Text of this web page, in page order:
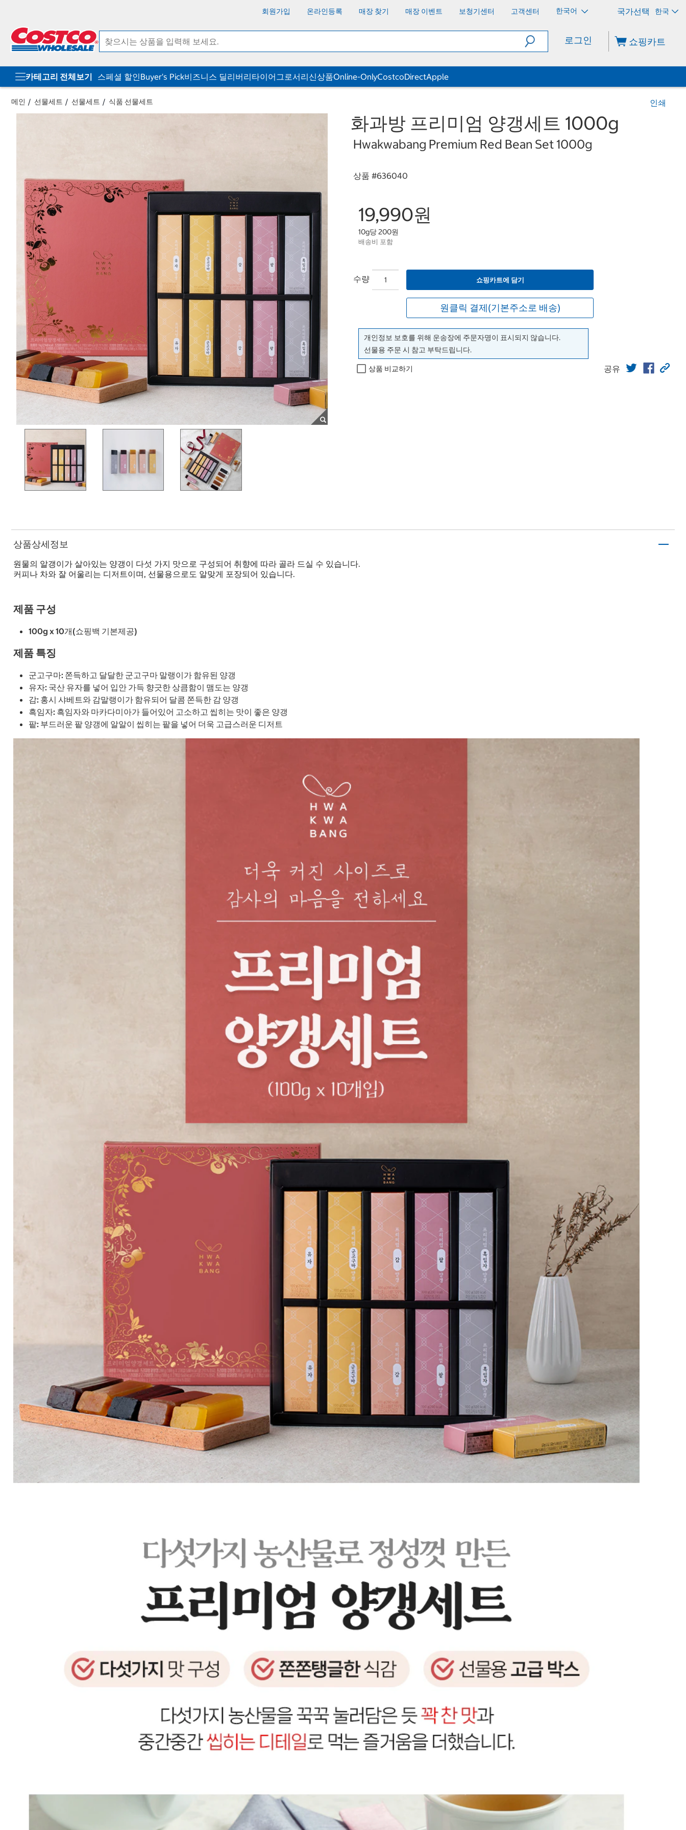
회원가입 온라인등록 매장 찾기 매장 이벤트 보청기센터 고객센터 한국어 한국
로그인 쇼핑카트
카테고리 전체보기 스페셜 할인Buyer's Pick비즈니스 딜리버리타이어그로서리신상품Online-OnlyCostcoDirectApple
메인 선물세트 선물세트 식품 선물세트 인쇄
화과방 프리미엄 양갱세트 1000g
Hwakwabang Premium Red Bean Set 1000g
상품 #636040
19,990원
10g당 200원
배송비 포함
수량 쇼핑카트에 담기
원클릭 결제(기본주소로 배송)
개인정보 보호를 위해 운송장에 주문자명이 표시되지 않습니다.
선물용 주문 시 참고 부탁드립니다.
상품 비교하기 공유
상품상세정보
원물의 알갱이가 살아있는 양갱이 다섯 가지 맛으로 구성되어 취향에 따라 골라 드실 수 있습니다.
커피나 차와 잘 어울리는 디저트이며, 선물용으로도 알맞게 포장되어 있습니다.
제품 구성
100g x 10개(쇼핑백 기본제공)
제품 특징
군고구마: 쫀득하고 달달한 군고구마 말랭이가 함유된 양갱
유자: 국산 유자를 넣어 입안 가득 향긋한 상큼함이 맴도는 양갱
감: 홍시 샤베트와 감말랭이가 함유되어 달콤 쫀득한 감 양갱
흑임자: 흑임자와 마카다미아가 들어있어 고소하고 씹히는 맛이 좋은 양갱
팥: 부드러운 팥 양갱에 알알이 씹히는 팥을 넣어 더욱 고급스러운 디저트